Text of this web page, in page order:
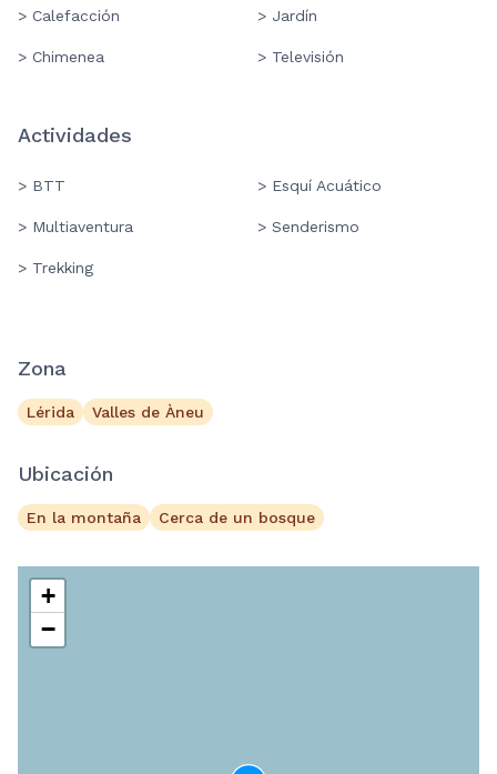
> Calefacción > Jardín
> Chimenea > Televisión
Actividades
> BTT > Esquí Acuático
> Multiaventura > Senderismo
> Trekking
Zona
Lérida Valles de Àneu
Ubicación
En la montaña Cerca de un bosque
+
−